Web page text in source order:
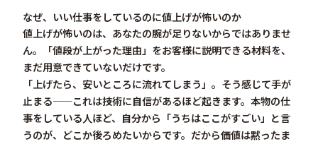
なぜ、いい仕事をしているのに値上げが怖いのか
値上げが怖いのは、あなたの腕が足りないからではありませ
ん。
「値段が上がった理由」をお客様に説明できる材料を、
まだ用意できていないだけです。
「上げたら、安いところに流れてしまう」。そう感じて手が
止まる——これは技術に自信があるほど起きます。本物の仕
事をしている人ほど、自分から「うちはここがすごい」と言
うのが、どこか後ろめたいからです。だから価値は黙ったま